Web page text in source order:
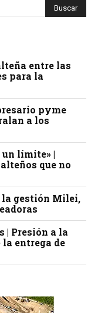
entre las
para la
pyme
a los
límite» |
que no
la gestión Milei,
| Presión a la
entrega de